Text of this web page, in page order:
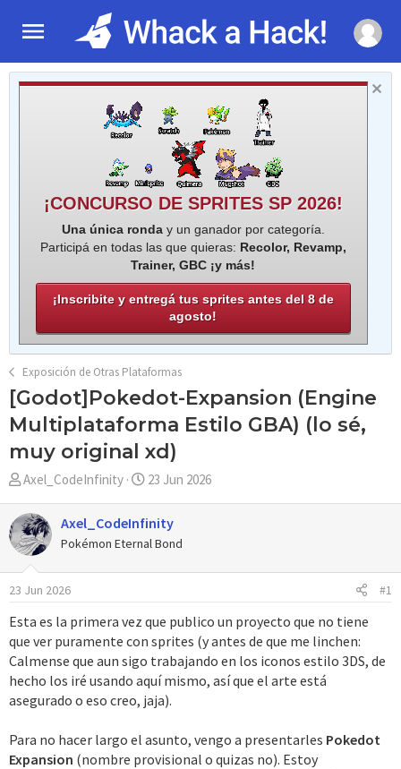
¡CONCURSO DE SPRITES SP 2026!
Una única ronday un ganador por categoría.
Participá en todas las que quieras: Recolor, Revamp,
Trainer, GBC ¡y más!
¡Inscribite y entregá tus sprites antes del 8 de
agosto!
Exposición de Otras Plataformas
[Godot]Pokedot-Expansion (Engine
Multiplataforma Estilo GBA) (lo sé,
muy original xd)
A
t
o
r
Axel_CodeInfinity
F
c
h
a
d
n
i
c
i
o
23 Jun 2026
Axel_CodeInfinity
Pokémon Eternal Bond
23 Jun 2026 #1
Esta es la primera vez que publico un proyecto que no tiene
que ver puramente con sprites (y antes de que me linchen:
Calmense que aun sigo trabajando en los iconos estilo 3DS, de
hecho los iré usando aquí mismo, así que el arte está
asegurado o eso creo, jaja).
Para no hacer largo el asunto, vengo a presentarles Pokedot
Expansion (nombre provisional o quizas no). Estoy